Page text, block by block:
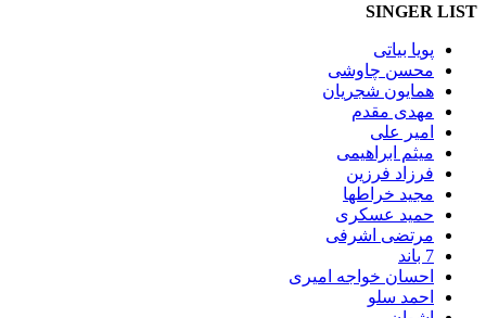
SINGER LIST
پویا بیاتی
محسن چاوشی
همایون شجریان
مهدی مقدم
امیر علی
میثم ابراهیمی
فرزاد فرزین
مجید خراطها
حمید عسکری
مرتضی اشرفی
7 باند
احسان خواجه امیری
احمد سلو